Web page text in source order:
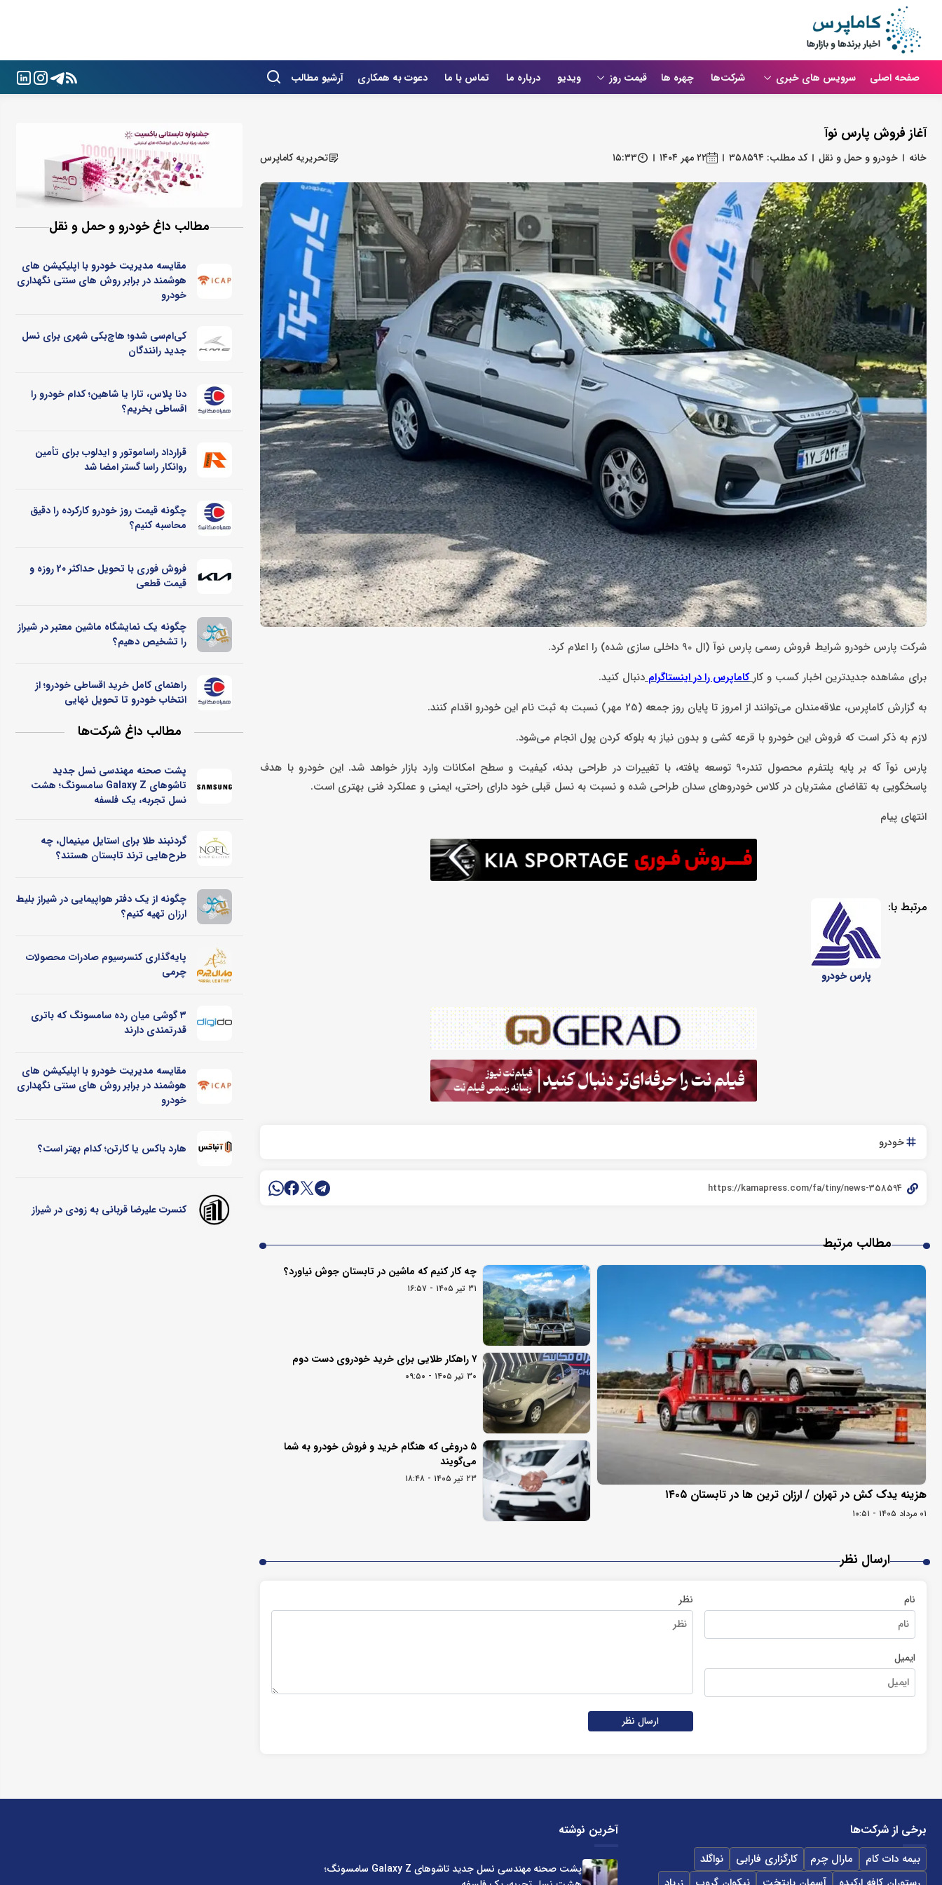
صفحه اصلی سرویس های خبری شرکت‌ها چهره ها قیمت روز ویدیو درباره ما تماس با ما دعوت به همکاری آرشیو مطالب
آغاز فروش پارس نوآ
خانه خودرو و حمل و نقل کد مطلب: ۳۵۸۵۹۴ ۲۲ مهر ۱۴۰۴ ۱۵:۳۳ تحریریه کاماپرس
شرکت پارس خودرو شرایط فروش رسمی پارس نوآ (ال 90 داخلی سازی شده) را اعلام کرد.
برای مشاهده جدیدترین اخبار کسب و کار کاماپرس را در اینستاگرام دنبال کنید.
به گزارش کاماپرس، علاقه‌مندان می‌توانند از امروز تا پایان روز جمعه (25 مهر) نسبت به ثبت نام این خودرو اقدام کنند.
لازم به ذکر است که فروش این خودرو با قرعه کشی و بدون نیاز به بلوکه کردن پول انجام می‌شود.
پارس نوآ که بر پایه پلتفرم محصول تندر90 توسعه یافته، با تغییرات در طراحی بدنه، کیفیت و سطح امکانات وارد بازار خواهد شد. این خودرو با هدف
پاسخگویی به تقاضای مشتریان در کلاس خودروهای سدان طراحی شده و نسبت به نسل قبلی خود دارای راحتی، ایمنی و عملکرد فنی بهتری است.
انتهای پیام
مرتبط با:
پارس خودرو
خودرو
مطالب مرتبط
هزینه یدک کش در تهران / ارزان ترین ها در تابستان ۱۴۰۵
۰۱ مرداد ۱۴۰۵ - ۱۰:۵۱
چه کار کنیم که ماشین در تابستان جوش نیاورد؟
۳۱ تیر ۱۴۰۵ - ۱۶:۵۷
۷ راهکار طلایی برای خرید خودروی دست دوم
۳۰ تیر ۱۴۰۵ - ۰۹:۵۰
۵ دروغی که هنگام خرید و فروش خودرو به شما
می‌گویند
۲۳ تیر ۱۴۰۵ - ۱۸:۴۸
ارسال نظر
نام
ایمیل
نظر
ارسال نظر
مطالب داغ خودرو و حمل و نقل
مقایسه مدیریت خودرو با اپلیکیشن های
هوشمند در برابر روش های سنتی نگهداری
خودرو
کی‌ام‌سی شدو؛ هاچ‌بکی شهری برای نسل
جدید رانندگان
دنا پلاس، تارا یا شاهین؛ کدام خودرو را
اقساطی بخریم؟
قرارداد راساموتور و ایدلوب برای تأمین
روانکار راسا گستر امضا شد
چگونه قیمت روز خودرو کارکرده را دقیق
محاسبه کنیم؟
فروش فوری با تحویل حداکثر 20 روزه و
قیمت قطعی
چگونه یک نمایشگاه ماشین معتبر در شیراز
را تشخیص دهیم؟
راهنمای کامل خرید اقساطی خودرو؛ از
انتخاب خودرو تا تحویل نهایی
مطالب داغ شرکت‌ها
پشت صحنه مهندسی نسل جدید
تاشوهای Galaxy Z سامسونگ؛ هشت
نسل تجربه، یک فلسفه
گردنبند طلا برای استایل مینیمال، چه
طرح‌هایی ترند تابستان هستند؟
چگونه از یک دفتر هواپیمایی در شیراز بلیط
ارزان تهیه کنیم؟
پایه‌گذاری کنسرسیوم صادرات محصولات
چرمی
۳ گوشی میان رده سامسونگ که باتری
قدرتمندی دارند
مقایسه مدیریت خودرو با اپلیکیشن های
هوشمند در برابر روش های سنتی نگهداری
خودرو
هارد باکس یا کارتن؛ کدام بهتر است؟
کنسرت علیرضا قربانی به زودی در شیراز
برخی از شرکت‌ها
بیمه دات کام مارال چرم کارگزاری فارابی
نواگلد
آخرین نوشته
پشت صحنه مهندسی نسل جدید تاشوهای Galaxy Z سامسونگ؛